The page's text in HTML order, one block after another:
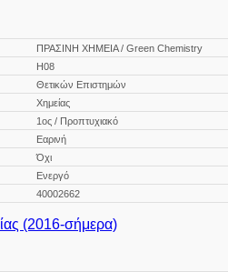
ΠΡΑΣΙΝΗ ΧΗΜΕΙΑ / Green Chemistry
Η08
Θετικών Επιστημών
Χημείας
1ος / Προπτυχιακό
Εαρινή
Όχι
Ενεργό
40002662
(2016-σήμερα)